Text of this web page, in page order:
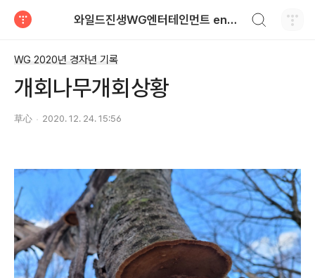
와일드진생WG엔터테인먼트 entertainment
WG 2020년 경자년 기록
개회나무개회상황
草心 2020. 12. 24. 15:56